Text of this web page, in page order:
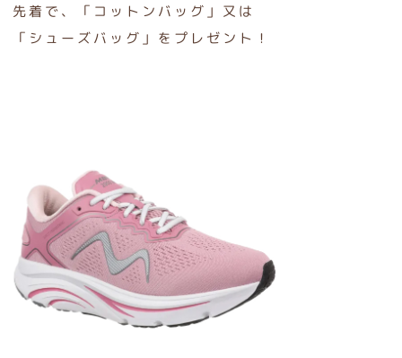
先着で、「コットンバッグ」又は
「シューズバッグ」をプレゼント！